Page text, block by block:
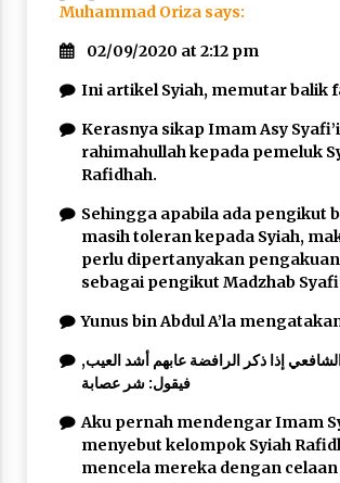
Muhammad Oriza says:
02/09/2020 at 2:12 pm
Ini artikel Syiah, memutar balik
Kerasnya sikap Imam Asy Syafi’i
rahimahullah kepada pemeluk
Rafidhah.
Sehingga apabila ada pengikut
masih toleran kepada Syiah,
perlu dipertanyakan
sebagai pengikut Madzhab
Yunus bin Abdul A’la
إذا ذكر الرافضة عابهم أشد العيب,
فيقول: شر عصابة
Aku pernah mendengar Imam
menyebut kelompok Syiah
mencela mereka dengan